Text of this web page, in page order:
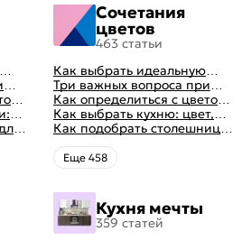
Сочетания
цветов
463 статьи
Как выбрать идеальную
планировку для кухни
Три важных вопроса при
выборе кухни: готовка,
посуда, комфорт
Как определиться с цветом
кухни: светлые, темные,
яркие
Как выбрать кухню: цвет,
планировка, аксессуары
Как подобрать столешницу
для кухни по цвету
Eще 458
Кухня мечты
359 статей